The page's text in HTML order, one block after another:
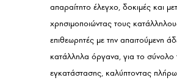
απαραίτητο έλεγχο, δοκιμές και
χρησιμοποιώντας τους
επιθεωρητές με την απαιτούμενη
κατάλληλα όργανα, για το σύνολο
εγκατάστασης, καλύπτοντας